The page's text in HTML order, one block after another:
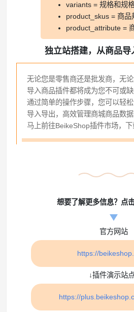
variants = 规格和规
product_skus = 商品
product_attribute =
独立站搭建，从商品导
无论您是零售商还是批发商，无论
导入商品插件都将成为您不可或
通过简单的操作步骤，您可以轻
导入导出，高效管理商城商品数据
马上前往BeikeShop插件市场，下
想要了解更多信息？点
官方网站
https://
↓插件演示站
https://